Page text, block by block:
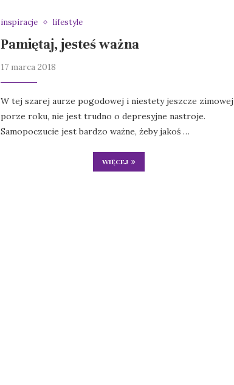
inspiracje lifestyle
Pamiętaj, jesteś ważna
17 marca 2018
W tej szarej aurze pogodowej i niestety jeszcze zimowej
porze roku, nie jest trudno o depresyjne nastroje.
Samopoczucie jest bardzo ważne, żeby jakoś …
WIĘCEJ